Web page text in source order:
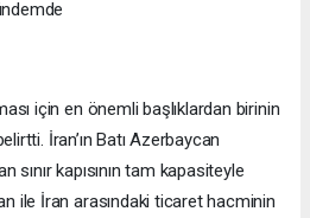
için en önemli başlıklardan birinin
İran’ın Batı Azerbaycan
sınır kapısının tam kapasiteyle
ile İran arasındaki ticaret hacminin